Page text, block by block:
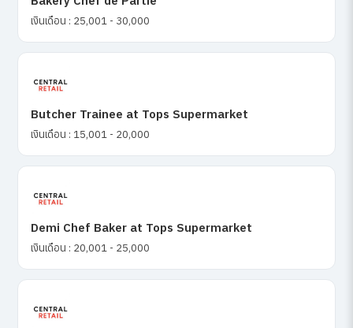
เงินเดือน : 25,001 - 30,000
Butcher Trainee at Tops Supermarket
เงินเดือน : 15,001 - 20,000
Demi Chef Baker at Tops Supermarket
เงินเดือน : 20,001 - 25,000